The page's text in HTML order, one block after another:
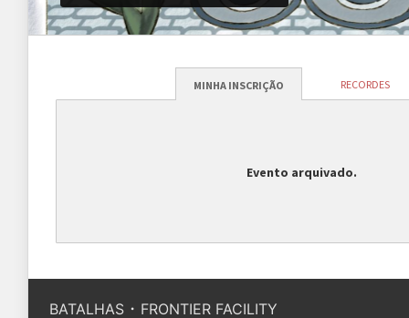
Best Of 1
MINHA INSCRIÇÃO RECORDES
Evento arquivado.
BATALHAS· FRONTIER FACILITY